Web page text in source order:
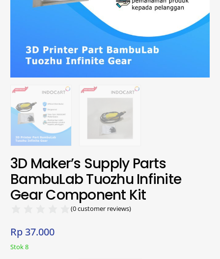
3D Maker’s Supply Parts
BambuLab Tuozhu Infinite
Gear Component Kit
(0customer reviews)
Rp37.000
Stok 8